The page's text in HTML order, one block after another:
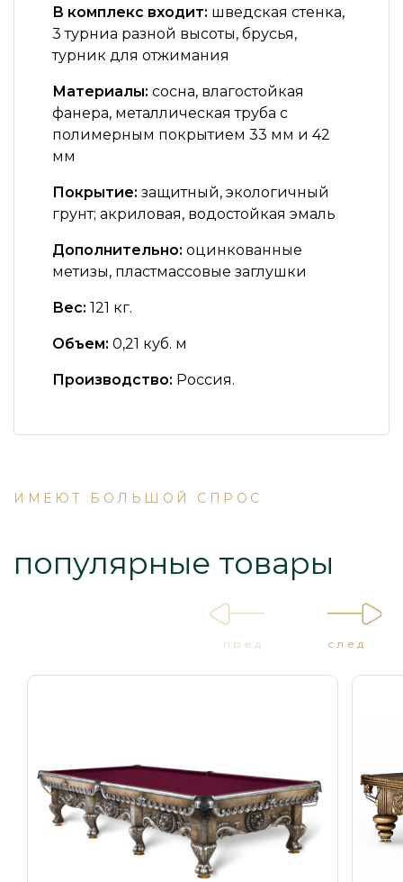
В комплекс входит: шведская стенка,
3 турниа разной высоты, брусья,
турник для отжимания
Материалы: сосна, влагостойкая
фанера, металлическая труба с
полимерным покрытием 33 мм и 42
мм
Покрытие: защитный, экологичный
грунт; акриловая, водостойкая эмаль
Дополнительно: оцинкованные
метизы, пластмассовые заглушки
Вес: 121 кг.
Объем: 0,21 куб. м
Производство: Россия.
ИМЕЮТ БОЛЬШОЙ СПРОС
популярные товары
пред след